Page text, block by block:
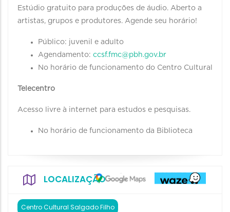
Estúdio gratuito para produções de áudio. Aberto a
artistas, grupos e produtores. Agende seu horário!
Público: juvenil e adulto
Agendamento: ccsf.fmc@pbh.gov.br
No horário de funcionamento do Centro Cultural
Telecentro
Acesso livre à internet para estudos e pesquisas.
No horário de funcionamento da Biblioteca
LOCALIZAÇÃO
Centro Cultural Salgado Filho